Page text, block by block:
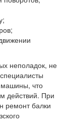
неполадок, не
машины, что
действий. При
ремонт балки